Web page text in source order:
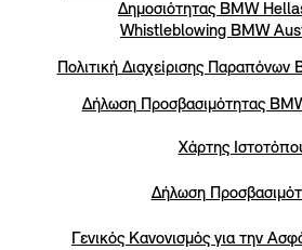
Δημοσιότητας BMW
Whistleblowing BMW
Πολιτική Διαχείρισης
Δήλωση Προσβασιμότητας
Χάρτης
Δήλωση
Γενικός Κανονισμός για την